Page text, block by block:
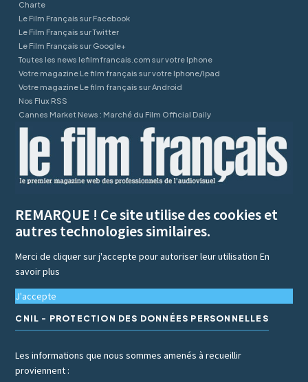
Charte
Le Film Français sur Facebook
Le Film Français sur Twitter
Le Film Français sur Google+
Toutes les news lefilmfrancais.com sur votre Iphone
Votre magazine Le film français sur votre Iphone/Ipad
Votre magazine Le film français sur Android
Nos Flux RSS
Cannes Market News : Marché du Film Official Daily
REMARQUE ! Ce site utilise des cookies et
autres technologies similaires.
Merci de cliquer sur j'accepte pour autoriser leur utilisationEn
savoir plus
J'accepte
CNIL - PROTECTION DES DONNÉES PERSONNELLES
Les informations que nous sommes amenés à recueillir
proviennent :